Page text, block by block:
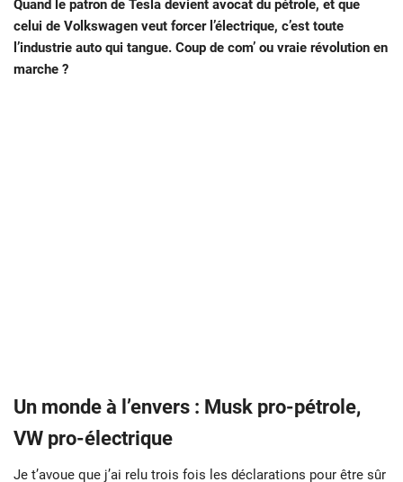
Quand le patron de Tesla devient avocat du pétrole, et que
celui de Volkswagen veut forcer l’électrique, c’est toute
l’industrie auto qui tangue. Coup de com’ ou vraie révolution en
marche ?
Un monde à l’envers : Musk pro-pétrole,
VW pro-électrique
Je t’avoue que j’ai relu trois fois les déclarations pour être sûr